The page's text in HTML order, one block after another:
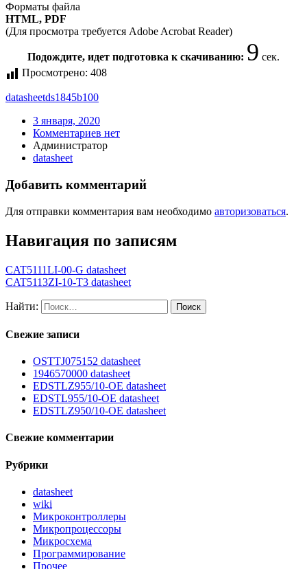
Форматы файла
HTML, PDF
(Для просмотра требуется Adobe Acrobat Reader)
Подождите, идет подготовка к скачиванию: 9 сек.
Просмотрено: 408
datasheetds1845b100
3 января, 2020
Комментариев нет
Администратор
datasheet
Добавить комментарий
Для отправки комментария вам необходимо авторизоваться.
Навигация по записям
CAT5111LI-00-G datasheet
CAT5113ZI-10-T3 datasheet
Найти:
Свежие записи
OSTTJ075152 datasheet
1946570000 datasheet
EDSTLZ955/10-OE datasheet
EDSTL955/10-OE datasheet
EDSTLZ950/10-OE datasheet
Свежие комментарии
Рубрики
datasheet
wiki
Микроконтроллеры
Микропроцессоры
Микросхема
Программирование
Прочее